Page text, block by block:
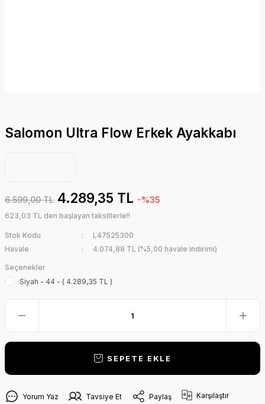
Salomon Ultra Flow Erkek Ayakkabı
6.599,00 TL 4.289,35 TL -%35
623,03 TL den başlayan taksitlerle!!
Stok Kodu
L47525300
Havale
4.074,88 TL (%5,00 havale indirimi)
Seçenekler
Siyah - 44 - ( 4.289,35 TL )
SEPETE EKLE
Yorum Yaz Tavsiye Et Paylaş Karşılaştır